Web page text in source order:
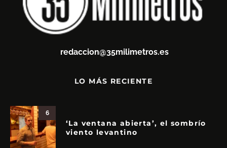
redaccion@35milimetros.es
LO MÁS RECIENTE
6
‘La ventana abierta’, el sombrío
viento levantino